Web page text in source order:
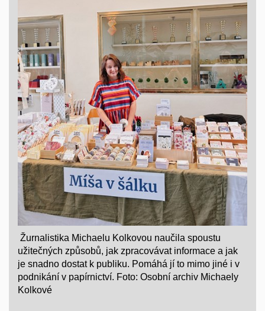
Žurnalistika Michaelu Kolkovou naučila spoustu
užitečných způsobů, jak zpracovávat informace a jak
je snadno dostat k publiku. Pomáhá jí to mimo jiné i v
podnikání v papírnictví. Foto: Osobní archiv Michaely
Kolkové